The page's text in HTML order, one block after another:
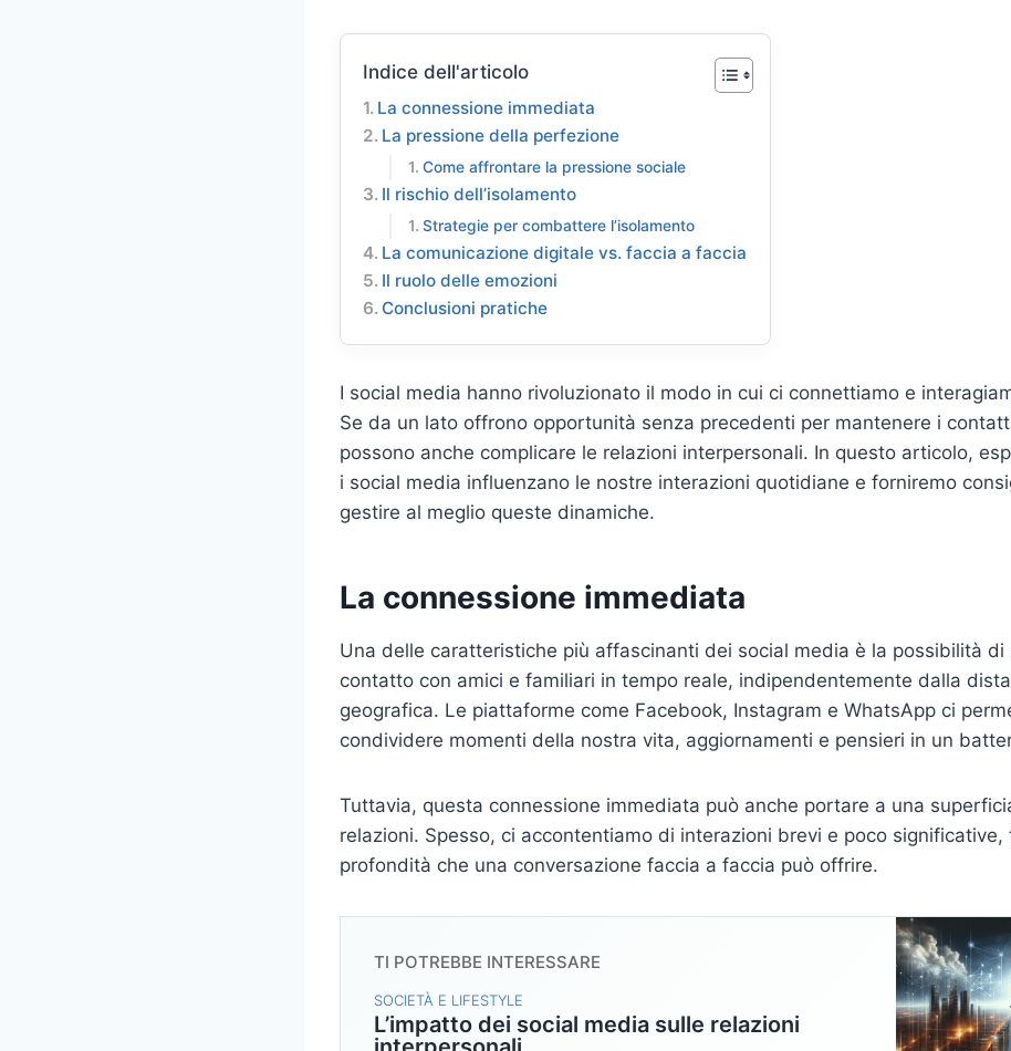
Indice dell'articolo
La connessione immediata
La pressione della perfezione
Come affrontare la pressione sociale
Il rischio dell’isolamento
Strategie per combattere l’isolamento
La comunicazione digitale vs. faccia a faccia
Il ruolo delle emozioni
Conclusioni pratiche
I social media hanno rivoluzionato il modo in cui ci connettiamo e
Se da un lato offrono opportunità senza precedenti per mantenere i
possono anche complicare le relazioni interpersonali. In questo articolo,
i social media influenzano le nostre interazioni quotidiane e forniremo
gestire al meglio queste dinamiche.
La connessione immediata
Una delle caratteristiche più affascinanti dei social media è la possibilità di
contatto con amici e familiari in tempo reale, indipendentemente dalla
geografica. Le piattaforme come Facebook, Instagram e WhatsApp ci
condividere momenti della nostra vita, aggiornamenti e pensieri in un batter
Tuttavia, questa connessione immediata può anche portare a una
relazioni. Spesso, ci accontentiamo di interazioni brevi e poco significative,
profondità che una conversazione faccia a faccia può offrire.
TI POTREBBE INTERESSARE
SOCIETÀ E LIFESTYLE
L’impatto dei social media sulle relazioni